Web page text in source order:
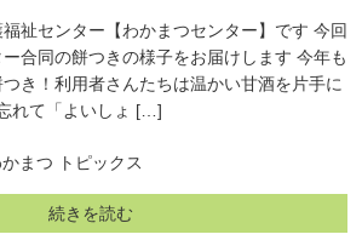
祉センター【わかまつセンター】です 今回
合同の餅つきの様子をお届けします 今年も
き！利用者さんたちは温かい甘酒を片手に
れて「よいしょ […]
かまつ トピックス
続きを読む